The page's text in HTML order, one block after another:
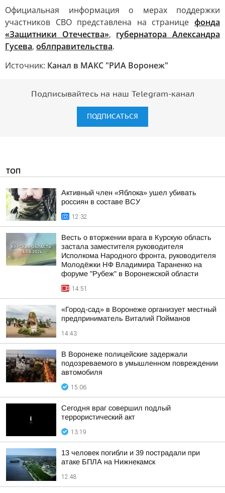
Официальная информация о мерах поддержки
участников СВО представлена на странице фонда
«Защитники Отечества», губернатора Александра
Гусева, облправительства.
Источник: Канал в МАКС "РИА Воронеж"
Подписывайтесь на наш Telegram-канал
ПОДПИСАТЬСЯ
ТОП
Активный член «Яблока» ушел убивать
россиян в составе ВСУ
12:32
Весть о вторжении врага в Курскую область
застала заместителя руководителя
Исполкома Народного фронта, руководителя
Молодёжки НФ Владимира Тараненко на
форуме "Рубеж" в Воронежской области
14:51
«Город-сад» в Воронеже организует местный
предприниматель Виталий Пойманов
14:43
В Воронеже полицейские задержали
подозреваемого в умышленном повреждении
автомобиля
15:06
Сегодня враг совершил подлый
террористический акт
13:19
13 человек погибли и 39 пострадали при
атаке БПЛА на Нижнекамск
12:48